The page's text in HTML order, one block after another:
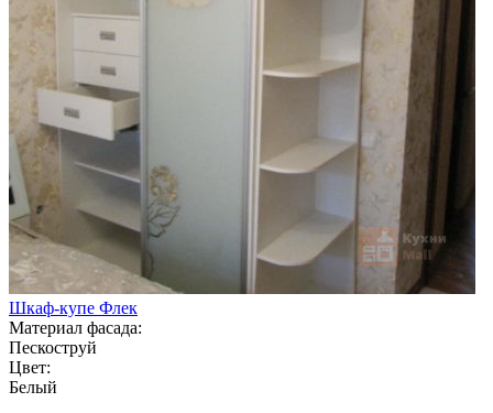
Шкаф-купе Флек
Материал фасада:
Пескоструй
Цвет:
Белый